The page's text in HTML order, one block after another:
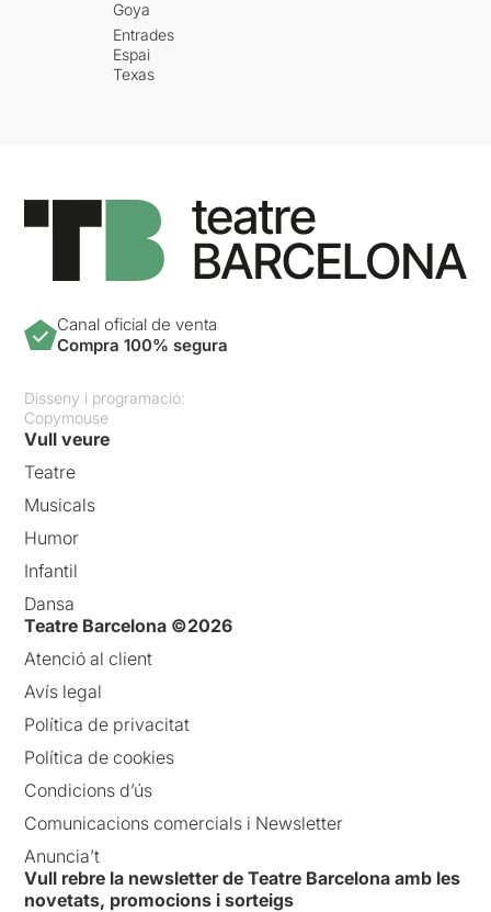
Goya
Entrades
Espai
Texas
Canal oficial de venta
Compra 100% segura
Disseny i programació:
Copymouse
Vull veure
Teatre
Musicals
Humor
Infantil
Dansa
Teatre Barcelona ©2026
Atenció al client
Avís legal
Política de privacitat
Política de cookies
Condicions d’ús
Comunicacions comercials i Newsletter
Anuncia’t
Vull rebre la newsletter de Teatre Barcelona amb les
novetats, promocions i sorteigs